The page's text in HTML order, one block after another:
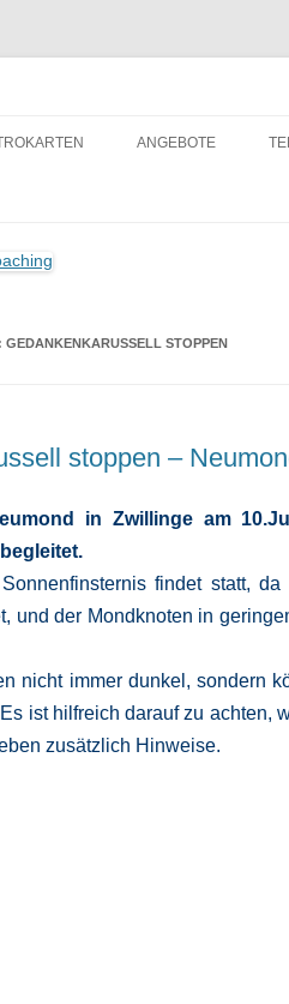
ANGEBOTE
GEDANKENKARUSSELL STOPPEN
stoppen –
in Zwillinge am
findet statt,
und der Mondknoten in
nicht immer dunkel, sondern
ist hilfreich darauf zu achten,
zusätzlich Hinweise.